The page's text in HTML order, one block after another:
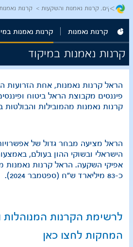
>
ניהול תיקים, קרנות נאמנות והשקעות קרנות
קרנות נאמנות קרנות נאמנות
קרנות נאמנות במיקוד
הראל קרנות נאמנות, אחת הזרועות
פיננסים מקבוצת הראל ביטוח
קרנות נ​אמנות מהמובילות
הראל מציעה מבחר גדול של
הישראלי ובשוקי ההון בעולם,
אפיקי השקעה. הראל קרנות נאמנות
כ-83 מיליארד ש"ח (ספטמבר 2024).​​
לרשימת הקרנות המנוהלות
המחקות לחצו כאן​​​